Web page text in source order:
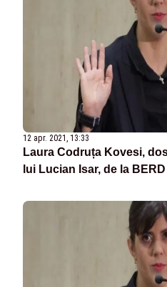
12 apr. 2021, 13:33
Laura Codruța Kovesi,
lui Lucian Isar, de la BERD